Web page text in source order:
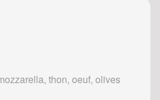
thon, oeuf, olives